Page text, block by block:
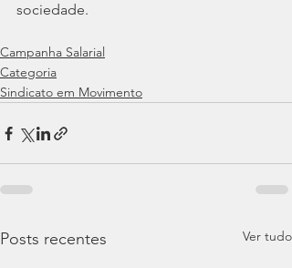
sociedade.
Campanha Salarial
Categoria
Sindicato em Movimento
Posts recentes Ver tudo